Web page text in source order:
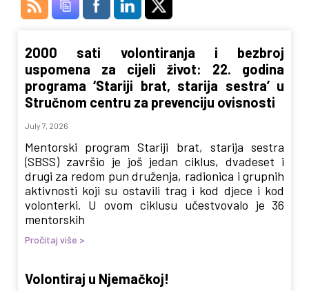
2000 sati volontiranja i bezbroj
uspomena za cijeli život: 22. godina
programa ‘Stariji brat, starija sestra’ u
Stručnom centru za prevenciju ovisnosti
July 7, 2026
Mentorski program Stariji brat, starija sestra
(SBSS) završio je još jedan ciklus, dvadeset i
drugi za redom pun druženja, radionica i grupnih
aktivnosti koji su ostavili trag i kod djece i kod
volonterki. U ovom ciklusu učestvovalo je 36
mentorskih
Pročitaj više >
Volontiraj u Njemačkoj!